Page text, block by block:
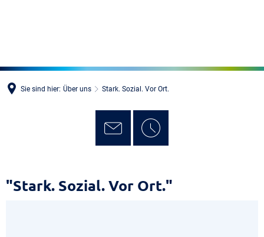
Sie sind hier: Über uns Stark. Sozial. Vor Ort.
Stark.
"Stark. Sozial. Vor Ort."